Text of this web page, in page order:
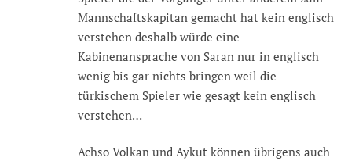
Mannschaftskapitan gemacht hat kein englisch
verstehen deshalb würde eine
Kabinenansprache von Saran nur in englisch
wenig bis gar nichts bringen weil die
türkischem Spieler wie gesagt kein englisch
verstehen…
Achso Volkan und Aykut können übrigens auch